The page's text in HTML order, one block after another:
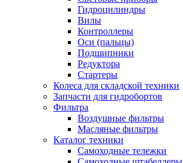
Гидроцилиндры
Вилы
Контроллеры
Оси (пальцы)
Подшипники
Редуктора
Стартеры
Колеса для складской техники
Запчасти для гидробортов
Фильтра
Воздушные фильтры
Масляные фильтры
Каталог техники
Самоходные тележки